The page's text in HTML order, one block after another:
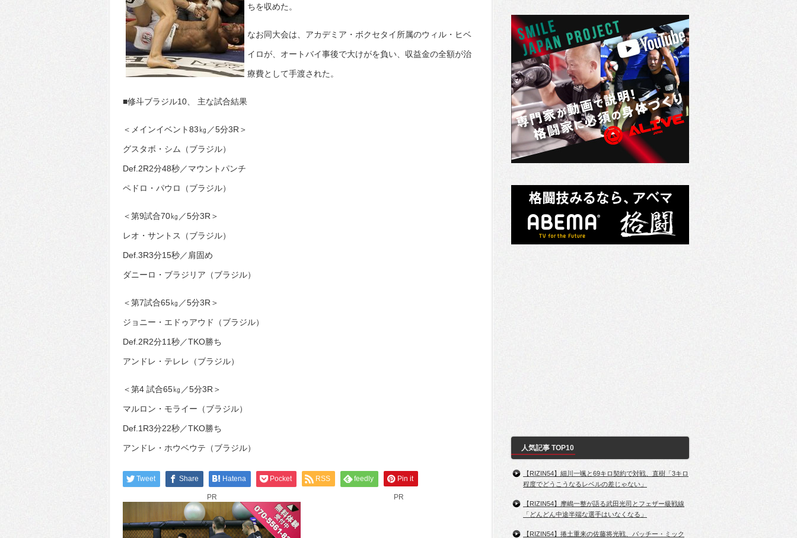
ちを収めた。
なお同大会は、アカデミア・ボクセタイ所属のウィル・ヒベ
イロが、オートバイ事後で大けがを負い、収益金の全額が治
療費として手渡された。
■修斗ブラジル10、 主な試合結果
＜メインイベント83㎏／5分3R＞
グスタボ・シム（ブラジル）
Def.2R2分48秒／マウントパンチ
ペドロ・パウロ（ブラジル）
＜第9試合70㎏／5分3R＞
レオ・サントス（ブラジル）
Def.3R3分15秒／肩固め
ダニーロ・ブラジリア（ブラジル）
＜第7試合65㎏／5分3R＞
ジョニー・エドゥアウド（ブラジル）
Def.2R2分11秒／TKO勝ち
アンドレ・テレレ（ブラジル）
＜第4 試合65㎏／5分3R＞
マルロン・モライー（ブラジル）
Def.1R3分22秒／TKO勝ち
アンドレ・ホウベウテ（ブラジル）
Tweet Share Hatena Pocket RSS feedly Pin it
PR PR
人気記事 TOP10
【RIZIN54】細川一颯と69キロ契約で対戦、直樹「3キロ
程度でどうこうなるレベルの差じゃない」
【RIZIN54】摩嶋一整が語る武田光司とフェザー級戦線
「どんどん中途半端な選手はいなくなる」
【RIZIN54】捲土重来の佐藤将光戦、パッチー・ミック